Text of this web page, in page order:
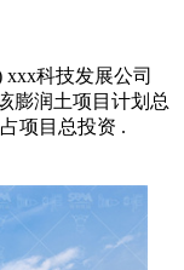
科技发展公司
膨润土项目计划总
项目总投资 .